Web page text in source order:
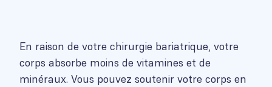
En raison de votre chirurgie bariatrique, votre
corps absorbe moins de vitamines et de
minéraux. Vous pouvez soutenir votre corps en